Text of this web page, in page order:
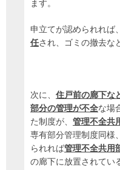
ます。
申立てが認められれば、
任され、ゴミの撤去な
次に、 住戸前の廊下な
部分の管理が不全な場
た制度が、 管理不全共
専有部分管理制度同様
られれば管理不全共用
の廊下に放置されてい